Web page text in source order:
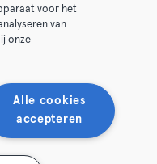
je contract terug
voor het
van
onze
Alle cookies
accepteren